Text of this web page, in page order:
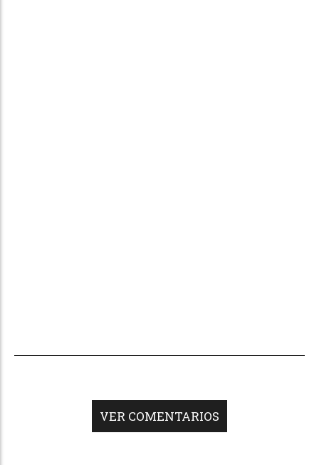
VER COMENTARIOS